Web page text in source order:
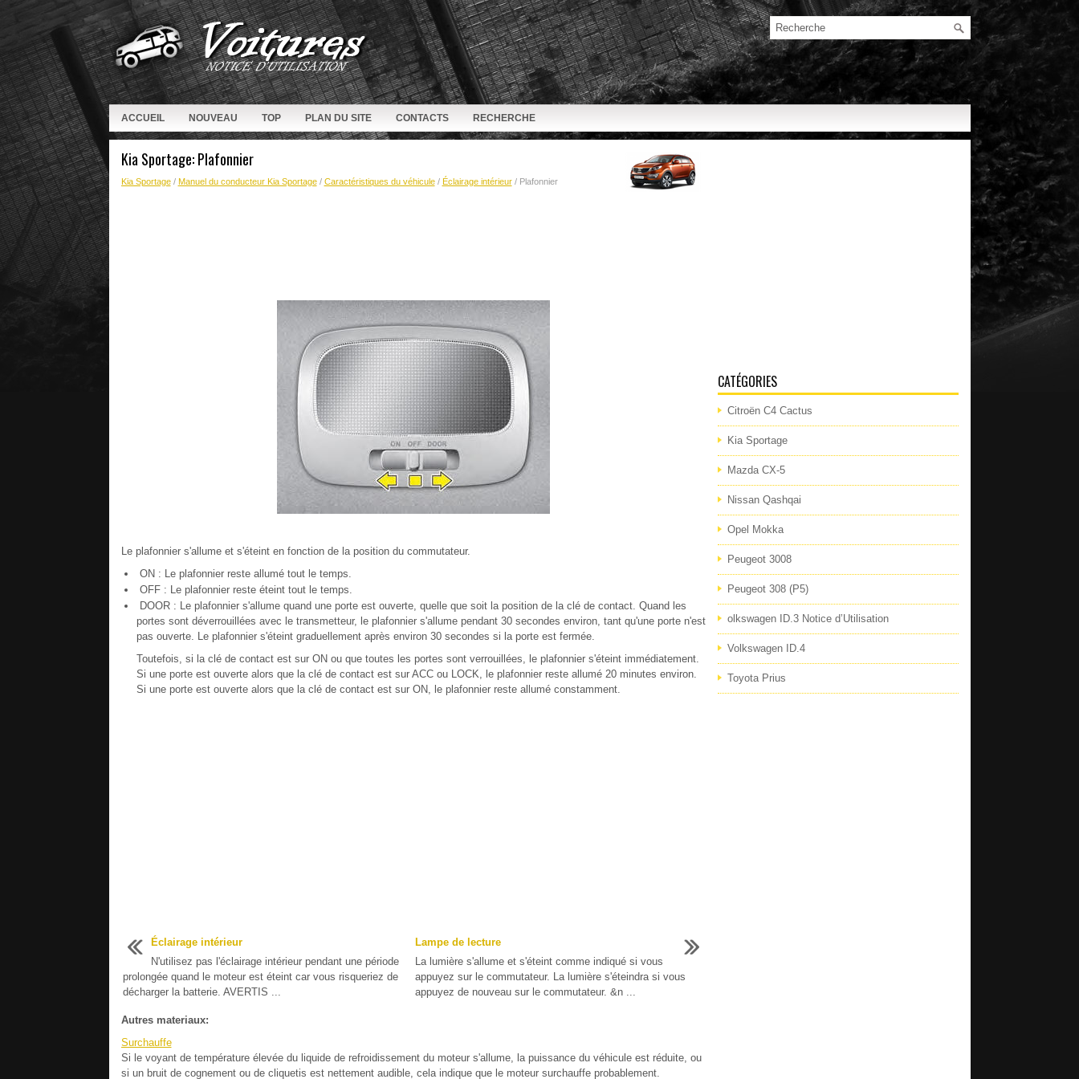
ACCUEIL NOUVEAU TOP PLAN DU SITE CONTACTS RECHERCHE
Kia Sportage: Plafonnier
Kia Sportage/ Manuel du conducteur Kia Sportage/ Caractéristiques du véhicule/ Éclairage intérieur/ Plafonnier
Le plafonnier s'allume et s'éteint en fonction de la position du commutateur.
ON : Le plafonnier reste allumé tout le temps.
OFF : Le plafonnier reste éteint tout le temps.
DOOR : Le plafonnier s'allume quand une porte est ouverte, quelle que soit la position de la clé de contact. Quand les
portes sont déverrouillées avec le transmetteur, le plafonnier s'allume pendant 30 secondes environ, tant qu'une porte n'est
pas ouverte. Le plafonnier s'éteint graduellement après environ 30 secondes si la porte est fermée.
Toutefois, si la clé de contact est sur ON ou que toutes les portes sont verrouillées, le plafonnier s'éteint immédiatement.
Si une porte est ouverte alors que la clé de contact est sur ACC ou LOCK, le plafonnier reste allumé 20 minutes environ.
Si une porte est ouverte alors que la clé de contact est sur ON, le plafonnier reste allumé constamment.
Éclairage intérieur
N'utilisez pas l'éclairage intérieur pendant une période
prolongée quand le moteur est éteint car vous risqueriez de
décharger la batterie. AVERTIS ...
Lampe de lecture
La lumière s'allume et s'éteint comme indiqué si vous
appuyez sur le commutateur. La lumière s'éteindra si vous
appuyez de nouveau sur le commutateur. &n ...
Autres materiaux:
Surchauffe
Si le voyant de température élevée du liquide de refroidissement du moteur s'allume, la puissance du véhicule est réduite, ou
si un bruit de cognement ou de cliquetis est nettement audible, cela indique que le moteur surchauffe probablement.
CATÉGORIES
Citroën C4 Cactus
Kia Sportage
Mazda CX-5
Nissan Qashqai
Opel Mokka
Peugeot 3008
Peugeot 308 (P5)
olkswagen ID.3 Notice d’Utilisation
Volkswagen ID.4
Toyota Prius